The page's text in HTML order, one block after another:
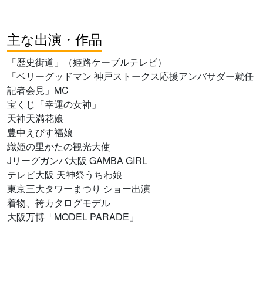
主な出演・作品
「歴史街道」（姫路ケーブルテレビ）
「ベリーグッドマン 神戸ストークス応援アンバサダー就任
記者会見」MC
宝くじ「幸運の女神」
天神天満花娘
豊中えびす福娘
織姫の里かたの観光大使
Jリーグガンバ大阪 GAMBA GIRL
テレビ大阪 天神祭うちわ娘
東京三大タワーまつり ショー出演
着物、袴カタログモデル
大阪万博「MODEL PARADE」